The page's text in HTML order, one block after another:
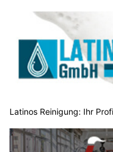
Latinos Reinigung: Ihr